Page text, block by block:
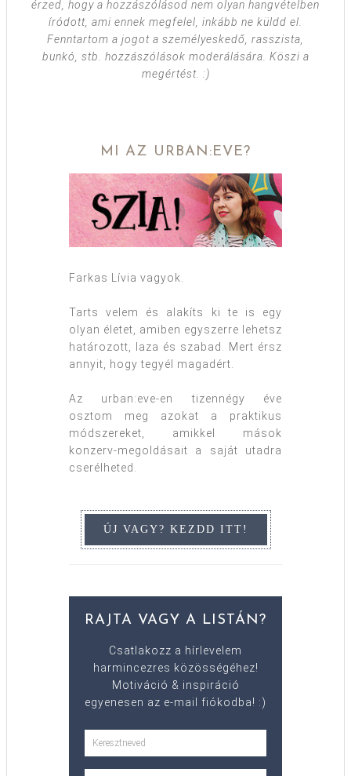
érzed, hogy a hozzászólásod nem olyan hangvételben
íródott, ami ennek megfelel, inkább ne küldd el.
Fenntartom a jogot a személyeskedő, rasszista,
bunkó, stb. hozzászólások moderálására. Köszi a
megértést. :)
MI AZ URBAN:EVE?
Farkas Lívia vagyok.
Tarts velem és alakíts ki te is egy
olyan életet, amiben egyszerre lehetsz
határozott, laza és szabad. Mert érsz
annyit, hogy tegyél magadért.
Az urban:eve-en tizennégy éve
osztom meg azokat a praktikus
módszereket, amikkel mások
konzerv-megoldásait a saját utadra
cserélheted.
RAJTA VAGY A LISTÁN?
Csatlakozz a hírlevelem
harmincezres közösségéhez!
Motiváció & inspiráció
egyenesen az e-mail fiókodba! :)